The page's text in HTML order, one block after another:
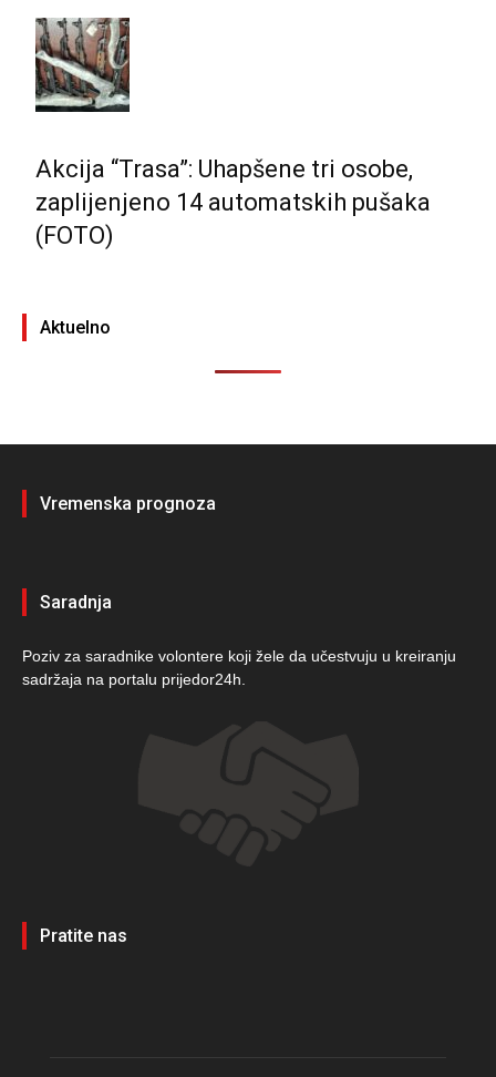
Akcija “Trasa”: Uhapšene tri osobe,
zaplijenjeno 14 automatskih pušaka
(FOTO)
Aktuelno
Vremenska prognoza
Saradnja
Poziv za saradnike volontere koji žele da učestvuju u kreiranju
sadržaja na portalu prijedor24h.
Pratite nas